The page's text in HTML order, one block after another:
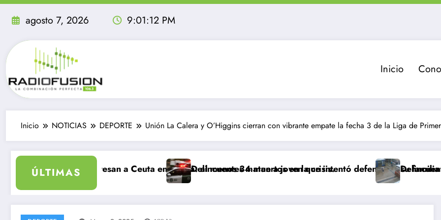
Saltar
agosto 7, 2026 9:01:13 PM
Inicio
Inicio NOTICIAS DEPORTE Unión La Calera y O’Higgins cierran con vibrante empate la fecha 3 de la Liga de
ÚLTIMAS
ingresan a Ceuta en un día: al menos 34 muertos en la crisis.
Delincuentes matan a joven que intentó defender a su familia durante robo
Delincuente es abatido